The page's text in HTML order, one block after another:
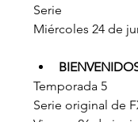
Serie
Miércoles 24 de
Temporada 5
Serie original de